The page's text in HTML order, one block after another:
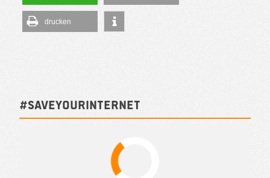
drucken
#SAVEYOURINTERNET